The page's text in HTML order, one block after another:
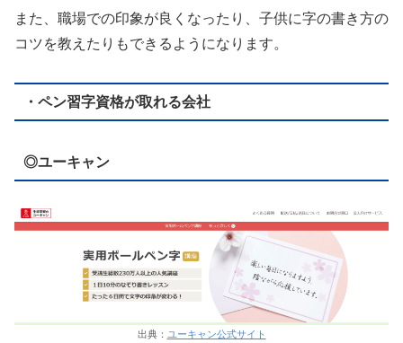
また、職場での印象が良くなったり、子供に字の書き方の
コツを教えたりもできるようになります。
・ペン習字資格が取れる会社
◎ユーキャン
出典： ユーキャン公式サイト